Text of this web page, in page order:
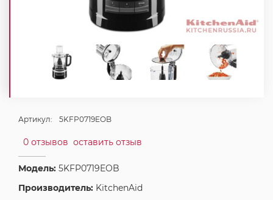
Артикул: 5KFP0719EOB
0 отзывов оставить отзыв
Модель: 5KFP0719EOB
Производитель: KitchenAid